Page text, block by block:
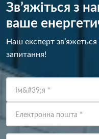
Зв’яжіться з
ваше
Наш експерт
запитання!
Ім&#39;я *
Електронна пошта *